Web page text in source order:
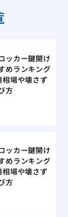
ッカー鍵開け
めランキング
場や壊さず
方
ッカー鍵開け
めランキング
場や壊さず
方